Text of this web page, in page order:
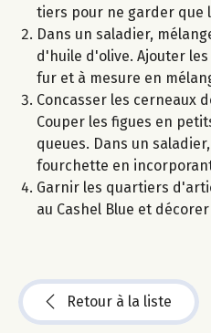
tiers pour ne garder que
Dans un saladier,
d'huile d'olive. Ajouter
fur et à mesure en
Concasser les cerneaux
Couper les figues en
queues. Dans un
fourchette en
Garnir les quartiers
au Cashel Blue et
Retour à la liste